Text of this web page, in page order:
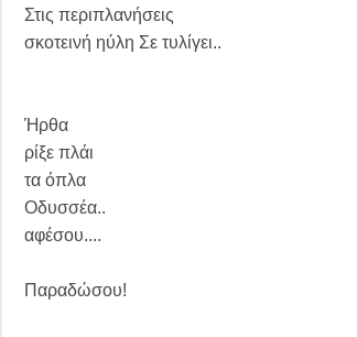
Στις περιπλανήσεις
σκοτεινή ηύλη Σε τυλίγει..
Ήρθα
ρίξε πλάι
τα όπλα
Οδυσσέα..
αφέσου....
Παραδώσου!